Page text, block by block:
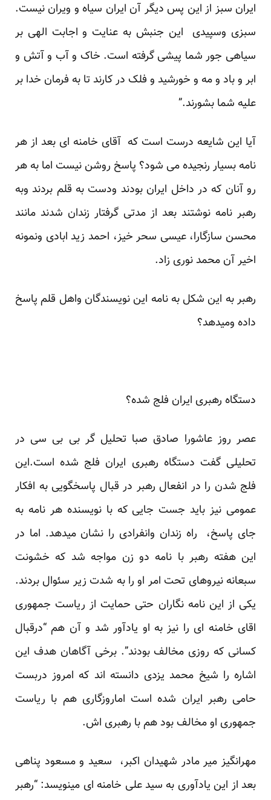
ایران سبز از این پس دیگر آن ایران سیاه و ویران نیست.
سبزی وسپیدی این جنبش به عنایت و اجابت الهی بر
سیاهی جور شما پیشی گرفته است. خاک و آب و آتش و
ابر و باد و مه و خورشید و فلک در کارند تا به فرمان خدا بر
علیه شما بشورند.”
آیا این شایعه درست است که آقای خامنه ای بعد از هر
نامه بسیار رنجیده می شود؟ پاسخ روشن نیست اما به هر
رو آنان که در داخل ایران بودند ودست به قلم بردند وبه
رهبر نامه نوشتند بعد از مدتی گرفتار زندان شدند مانند
محسن سازگارا، عیسی سحر خیز، احمد زید ابادی ونمونه
اخیر آن محمد نوری زاد.
رهبر به این شکل به نامه این نویسندگان واهل قلم پاسخ
داده ومیدهد؟
دستگاه رهبری ایران فلج شده؟
عصر روز عاشورا صادق صبا تحلیل گر بی بی سی در
تحلیلی گفت دستگاه رهبری ایران فلج شده است.این
فلج شدن را در انفعال رهبر در قبال پاسخگویی به افکار
عمومی نیز باید جست جایی که با نویسنده هر نامه به
جای پاسخ، راه زندان وانفرادی را نشان میدهد. اما در
این هفته رهبر با نامه دو زن مواجه شد که خشونت
سبعانه نیروهای تحت امر او را به شدت زیر سئوال بردند.
یکی از این نامه نگاران حتی حمایت از ریاست جمهوری
اقای خامنه ای را نیز به او یادآور شد و آن هم “درقبال
کسانی که روزی مخالف بودند”. برخی آگاهان هدف این
اشاره را شیخ محمد یزدی دانسته اند که امروز دربست
حامی رهبر ایران شده است اماروزگاری هم با ریاست
جمهوری او مخالف بود هم با رهبری اش.
مهرانگیز میر مادر شهیدان اکبر، سعید و مسعود پناهی
بعد از این یادآوری به سید علی خامنه ای مینویسد: “رهبر